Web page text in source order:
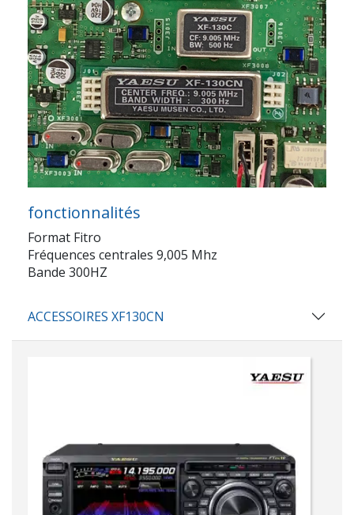
fonctionnalités
Format Fitro
Fréquences centrales 9,005 Mhz
Bande 300HZ
ACCESSOIRES XF130CN